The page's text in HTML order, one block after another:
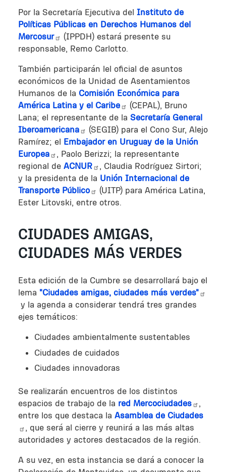
Por la Secretaría Ejecutiva del Instituto de
Políticas Públicas en Derechos Humanos del
Mercosur
(IPPDH) estará presente su
responsable, Remo Carlotto.
También participarán lel oficial de asuntos
económicos de la Unidad de Asentamientos
Humanos de la Comisión Económica para
América Latina y el Caribe
(CEPAL), Bruno
Lana; el representante de la Secretaría General
Iberoamericana
(SEGIB) para el Cono Sur, Alejo
Ramírez; el Embajador en Uruguay de la Unión
Europea
, Paolo Berizzi; la representante
regional de ACNUR
, Claudia Rodríguez Sirtori;
y la presidenta de la Unión Internacional de
Transporte Público
(UITP) para América Latina,
Ester Litovski, entre otros.
CIUDADES AMIGAS,
CIUDADES MÁS VERDES
Esta edición de la Cumbre se desarrollará bajo el
lema "Ciudades amigas, ciudades más verdes"
y la agenda a considerar tendrá tres grandes
ejes temáticos:
Ciudades ambientalmente sustentables
Ciudades de cuidados
Ciudades innovadoras
Se realizarán encuentros de los distintos
espacios de trabajo de la red Mercociudades
,
entre los que destaca la Asamblea de Ciudades
, que será al cierre y reunirá a las más altas
autoridades y actores destacados de la región.
A su vez, en esta instancia se dará a conocer la